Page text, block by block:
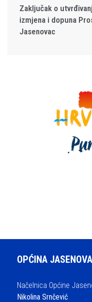
Zaključak o
izmjena i dopuna
Jasenovac
OPĆINA
Načelnica Općine
Nikolina Srnčević